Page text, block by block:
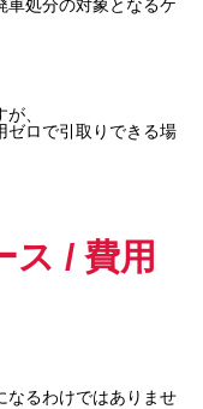
車処分の対象となるケ
、
ゼロで引取りできる場
ス / 費用
なるわけではありませ